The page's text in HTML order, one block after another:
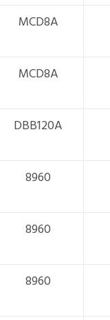
MCD8A
MCD8A
DBB120A
8960
8960
8960